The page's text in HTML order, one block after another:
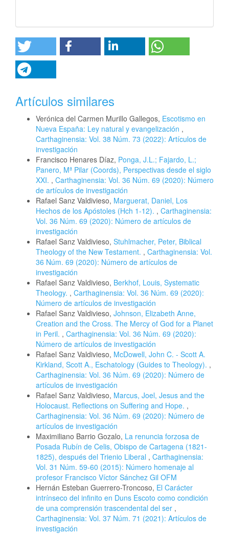
Artículos similares
Verónica del Carmen Murillo Gallegos, Escotismo en
Nueva España: Ley natural y evangelización ,
Carthaginensia: Vol. 38 Núm. 73 (2022): Artículos de
investigación
Francisco Henares Díaz, Ponga, J.L.; Fajardo, L.;
Panero, Mª Pilar (Coords), Perspectivas desde el siglo
XXI. , Carthaginensia: Vol. 36 Núm. 69 (2020): Número
de artículos de investigación
Rafael Sanz Valdivieso, Marguerat, Daniel, Los
Hechos de los Apóstoles (Hch 1-12). , Carthaginensia:
Vol. 36 Núm. 69 (2020): Número de artículos de
investigación
Rafael Sanz Valdivieso, Stuhlmacher, Peter, Biblical
Theology of the New Testament. , Carthaginensia: Vol.
36 Núm. 69 (2020): Número de artículos de
investigación
Rafael Sanz Valdivieso, Berkhof, Louis, Systematic
Theology. , Carthaginensia: Vol. 36 Núm. 69 (2020):
Número de artículos de investigación
Rafael Sanz Valdivieso, Johnson, Elizabeth Anne,
Creation and the Cross. The Mercy of God for a Planet
in Peril. , Carthaginensia: Vol. 36 Núm. 69 (2020):
Número de artículos de investigación
Rafael Sanz Valdivieso, McDowell, John C. - Scott A.
Kirkland, Scott A., Eschatology (Guides to Theology). ,
Carthaginensia: Vol. 36 Núm. 69 (2020): Número de
artículos de investigación
Rafael Sanz Valdivieso, Marcus, Joel, Jesus and the
Holocaust. Reflections on Suffering and Hope. ,
Carthaginensia: Vol. 36 Núm. 69 (2020): Número de
artículos de investigación
Maximiliano Barrio Gozalo, La renuncia forzosa de
Posada Rubín de Celis, Obispo de Cartagena (1821-
1825), después del Trienio Liberal , Carthaginensia:
Vol. 31 Núm. 59-60 (2015): Número homenaje al
profesor Francisco Víctor Sánchez Gil OFM
Hernán Esteban Guerrero-Troncoso, El Carácter
intrínseco del infinito en Duns Escoto como condición
de una comprensión trascendental del ser ,
Carthaginensia: Vol. 37 Núm. 71 (2021): Artículos de
investigación